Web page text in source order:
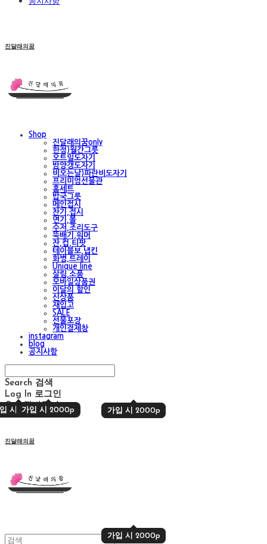
진달래의꿈
Shop
진달래의꿈only
한정)월간그릇
오트밀도자기
밤양갱도자기
비오는날)파란비도자기
프리미엄선물관
홈세트
밥국그릇
메인접시
찬기,접시
면기,볼
수저,조리도구
뚝배기,워머
잔,컵,티팟
테이블보,냅킨
화병,트레이
Unique line
살림,소품
모바일상품권
이달의 할인
신상품
재입고
SALE
선물포장
개인결제창
instagram
blog
공지사항
Search 검색
Log In
시 2000p
로그인
가입 시 2000p 가입 시 2000p
가입 시 2000p
Cart장바구니
진달래의꿈
가입 시 2000p
가입 시 2000p